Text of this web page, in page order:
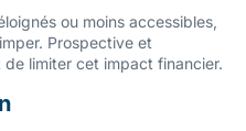
ou moins accessibles,
Prospective et
limiter cet impact financier.